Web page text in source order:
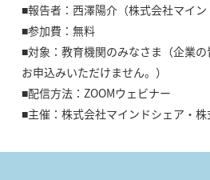
■報告者：西澤陽介（株式会社マイン
■参加費：無料
■対象：教育機関のみなさま（企業
お申込みいただけません。）
■配信方法：ZOOMウェビナー
■主催：株式会社マインドシェア・株